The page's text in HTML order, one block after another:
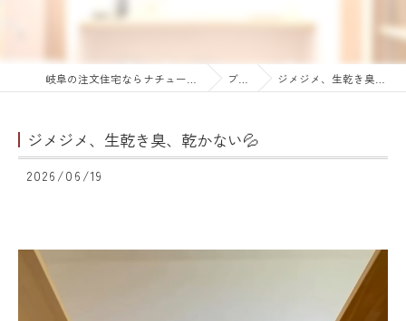
ブログ ジメジメ、生乾き臭、乾かない💦
ジメジメ、生乾き臭、乾かない💦
2026/06/19